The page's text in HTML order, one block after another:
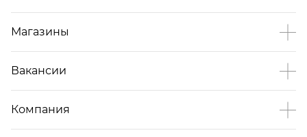
Магазины
Вакансии
Компания